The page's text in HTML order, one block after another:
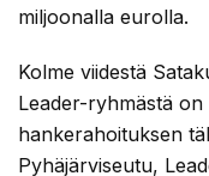
miljoonalla eurolla.
Kolme viidestä
Leader-ryhmästä
hankerahoituksen
Pyhäjärviseutu,